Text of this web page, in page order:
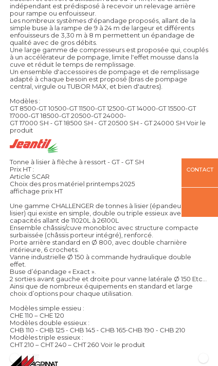
indépendant est prédisposé à recevoir un relevage arrière
pour rampe ou enfouisseur.
Les nombreux systèmes d'épandage proposés, allant de la
simple buse à la rampe de 9 à 24 m de largeur et différents
enfouisseurs de 3,30 m à 8 m permettent un épandage de
qualité avec de gros débits.
Une large gamme de compresseurs est proposée qui, couplés
à un accélérateur de pompage, limite l'effet mousse dans la
cuve et réduit le temps de remplissage.
Un ensemble d'accessoires de pompage et de remplissage
adapté à chaque besoin est proposé (bras de pompage
central, virgule ou TUBOR MAX, et bien d'autres).
Modèles :
GT 8500-GT 10500-GT 11500-GT 12500-GT 14000-GT 15500-GT
17000-GT 18500-GT 20500-GT 24000-
GT 17000 SH - GT 18500 SH - GT 20500 SH - GT 24000 SH Voir le
produit
Tonne à lisier à flèche à ressort - GT - GT SH
Prix HT :
Article SCAR
Choix des pros matériel printemps 2025
affichage prix HT
Une gamme CHALLENGER de tonnes à lisier (épandeur de
lisier) qui existe en simple, double ou triple essieux avec des
capacités allant de 11020L à 26100L
Ensemble châssis/cuve monobloc avec structure compacte
surbaissée (châssis porteur intégré), renforcé.
Porte arrière standard en Ø 800, avec double charnière
intérieure, 6 crochets.
Vanne industrielle Ø 150 à commande hydraulique double
effet.
Buse d’épandage « Exact ».
2 sorties avant gauche et droite pour vanne latérale Ø 150 Etc…
Ainsi que de nombreux équipements en standard et large
choix d’options pour chaque utilisation.
Modèles simple essieu :
CHE 110 – CHE 120
Modèles double essieux :
CHB 110 - CHB 125 - CHB 145 - CHB 165-CHB 190 - CHB 210
Modèles triple essieux :
CHT 210 – CHT 240 – CHT 260 Voir le produit
CONTACT